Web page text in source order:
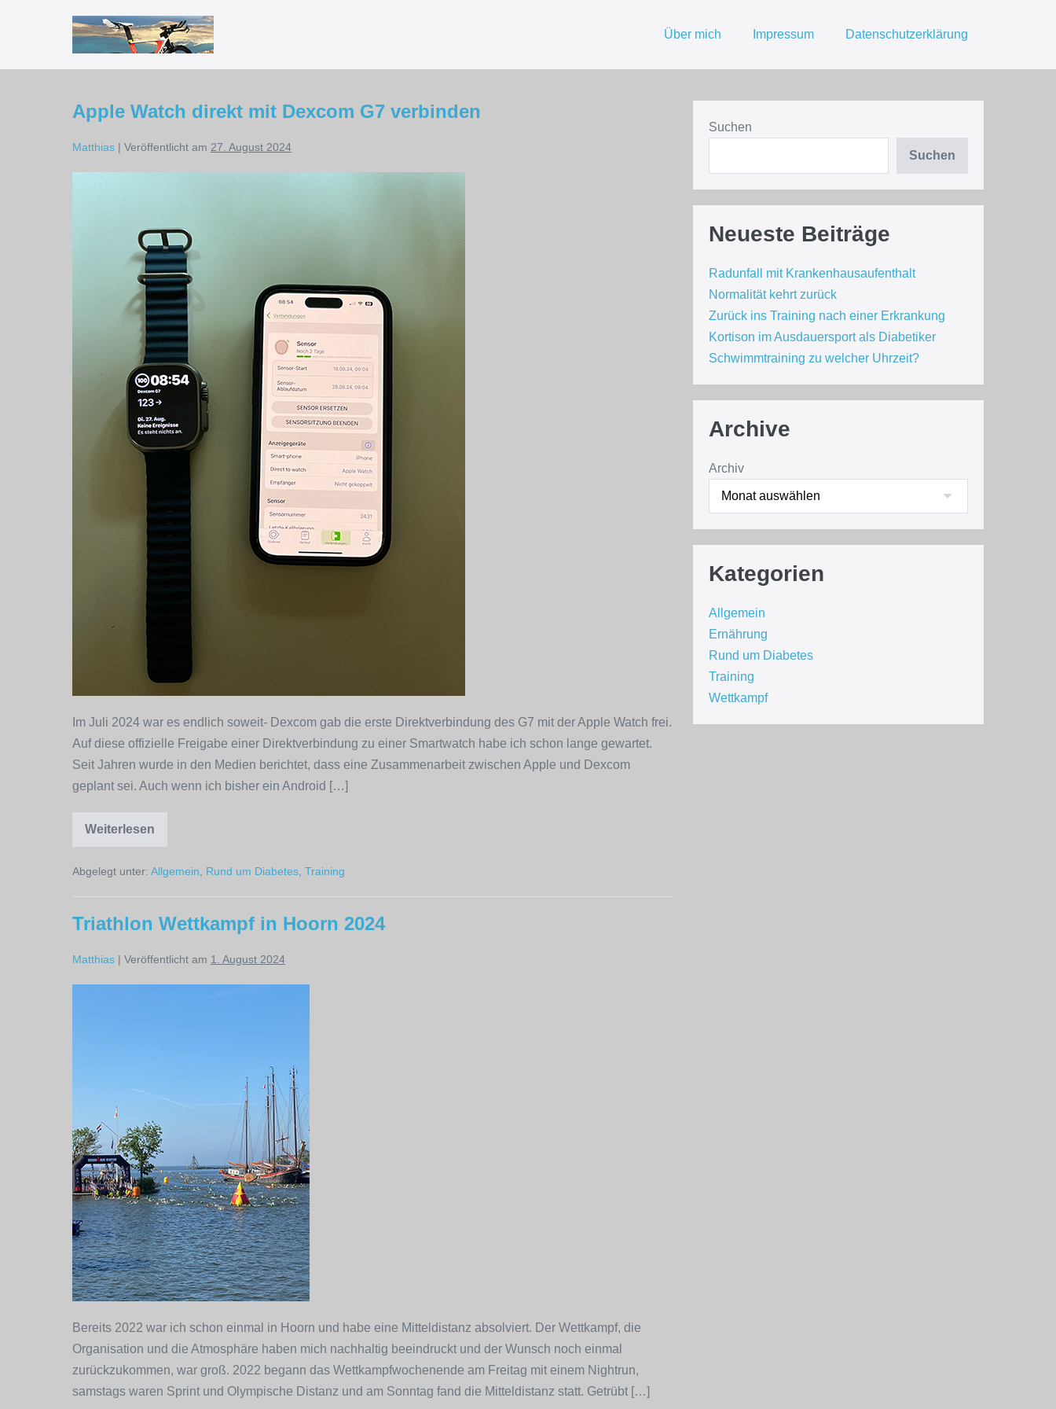
Über mich Impressum Datenschutzerklärung
Apple Watch direkt mit Dexcom G7 verbinden
Matthias | Veröffentlicht am 27. August 2024
verbinden
Im Juli 2024 war es endlich soweit- Dexcom gab die erste Direktverbindung des G7 mit der Apple Watch frei.
Auf diese offizielle Freigabe einer Direktverbindung zu einer Smartwatch habe ich schon lange gewartet.
Seit Jahren wurde in den Medien berichtet, dass eine Zusammenarbeit zwischen Apple und Dexcom
geplant sei. Auch wenn ich bisher ein Android […]
Weiterlesen
Apple
Watch
mit
G7
Abgelegt unter: Allgemein Rund um Diabetes Training
Triathlon Wettkampf in Hoorn 2024
Matthias | Veröffentlicht am 1. August 2024
Bereits 2022 war ich schon einmal in Hoorn und habe eine Mitteldistanz absolviert. Der Wettkampf, die
Organisation und die Atmosphäre haben mich nachhaltig beeindruckt und der Wunsch noch einmal
zurückzukommen, war groß. 2022 begann das Wettkampfwochenende am Freitag mit einem Nightrun,
samstags waren Sprint und Olympische Distanz und am Sonntag fand die Mitteldistanz statt. Getrübt […]
Suchen
Suchen
Neueste Beiträge
Radunfall mit Krankenhausaufenthalt
Normalität kehrt zurück
Zurück ins Training nach einer Erkrankung
Kortison im Ausdauersport als Diabetiker
Schwimmtraining zu welcher Uhrzeit?
Archive
Archiv
Kategorien
Allgemein
Ernährung
Rund um Diabetes
Training
Wettkampf